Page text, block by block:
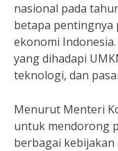
nasional pada
betapa pentingnya
ekonomi
yang dihadapi
teknologi, dan
Menurut Menteri
untuk mendorong
berbagai